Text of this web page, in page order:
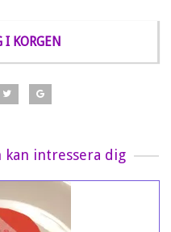
I KORGEN
intressera dig